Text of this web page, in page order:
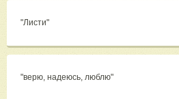
"Листи"
"верю, надеюсь, люблю"